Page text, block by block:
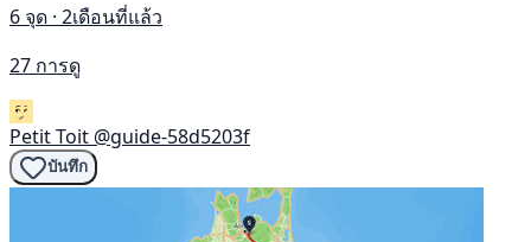
6 จุด · 2เดือนที่แล้ว
27 การดู
Petit Toit @guide-58d5203f
บันทึก